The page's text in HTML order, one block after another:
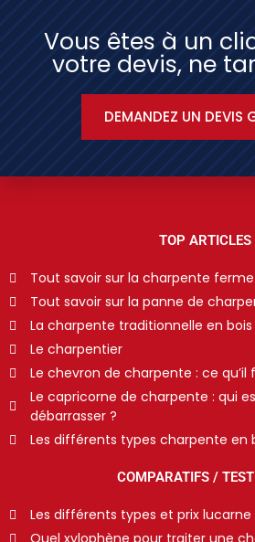
Vous êtes à un
votre devis, ne
DEMANDEZ UN DEVIS
TOP ARTICLES
Tout savoir sur la charpente
Tout savoir sur la panne de
La charpente traditionnelle en bois
Le charpentier
Le chevron de charpente : ce qu’il
Le capricorne de charpente : qui
débarrasser ?
Les différents types charpente en
COMPARATIFS /
Les différents types et prix lucarne